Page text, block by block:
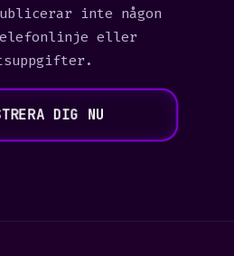
inte någon
eller
DIG NU